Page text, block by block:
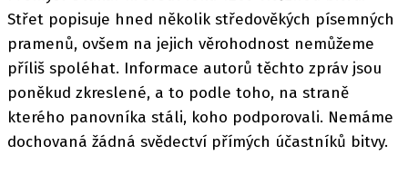
Střet popisuje hned několik středověkých písemných
pramenů, ovšem na jejich věrohodnost nemůžeme
příliš spoléhat. Informace autorů těchto zpráv jsou
poněkud zkreslené, a to podle toho, na straně
kterého panovníka stáli, koho podporovali. Nemáme
dochovaná žádná svědectví přímých účastníků bitvy.